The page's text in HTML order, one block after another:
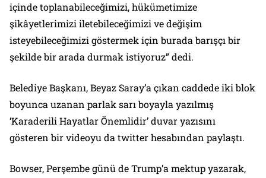
içinde toplanabileceğimizi, hükümetimize
şikâyetlerimizi iletebileceğimizi ve değişim
isteyebileceğimizi göstermek için burada barışçı bir
şekilde bir arada durmak istiyoruz” dedi.
Belediye Başkanı, Beyaz Saray’a çıkan caddede iki blok
boyunca uzanan parlak sarı boyayla yazılmış
‘Karaderili Hayatlar Önemlidir’ duvar yazısını
gösteren bir videoyu da twitterhesabından paylaştı.
Bowser, Perşembe günü de Trump’a mektup yazarak,